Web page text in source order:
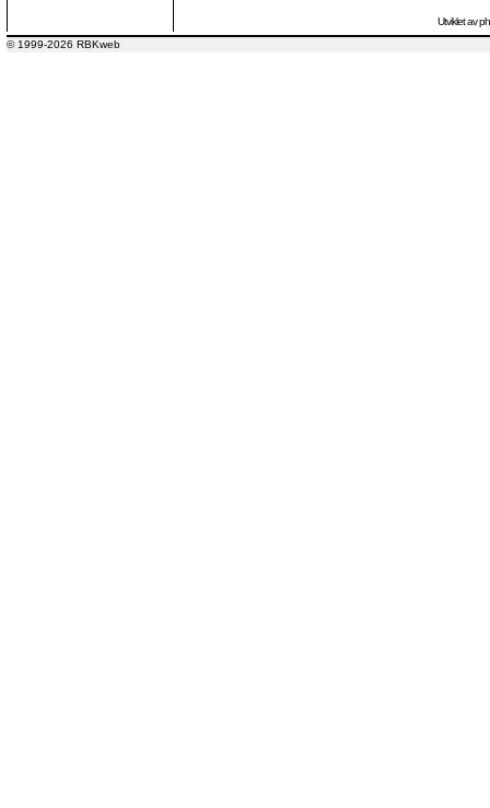
Utviklet av
© 1999-2026 RBKweb